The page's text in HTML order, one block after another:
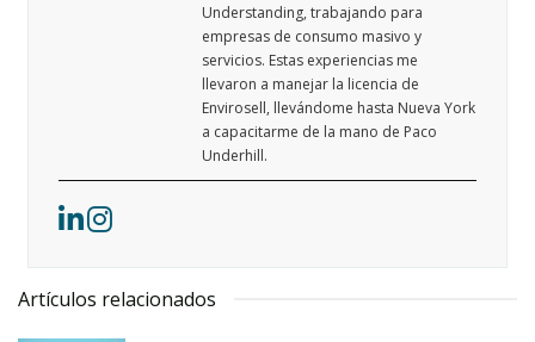
Understanding, trabajando para
empresas de consumo masivo y
servicios. Estas experiencias me
llevaron a manejar la licencia de
Envirosell, llevándome hasta Nueva York
a capacitarme de la mano de Paco
Underhill.
Artículos relacionados